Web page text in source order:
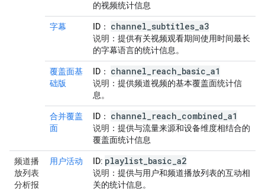
的视频统计信息
字幕 ID ： channel subtitles a3
说明 ：提供有关视频观看期间使用时间最长
的字幕语言的统计信息。
覆盖面基
础版
ID ： channel reach basic a1
说明 ：提供频道视频的基本覆盖面统计信
息。
合并覆盖
面
ID ： channel reach combined a1
说明 ：提供与流量来源和设备维度相结合的
覆盖面统计信息
频道播
放列表
分析报
用户活动 ID: playlist basic a2
说明 ：提供与用户和频道播放列表的互动相
关的统计信息。